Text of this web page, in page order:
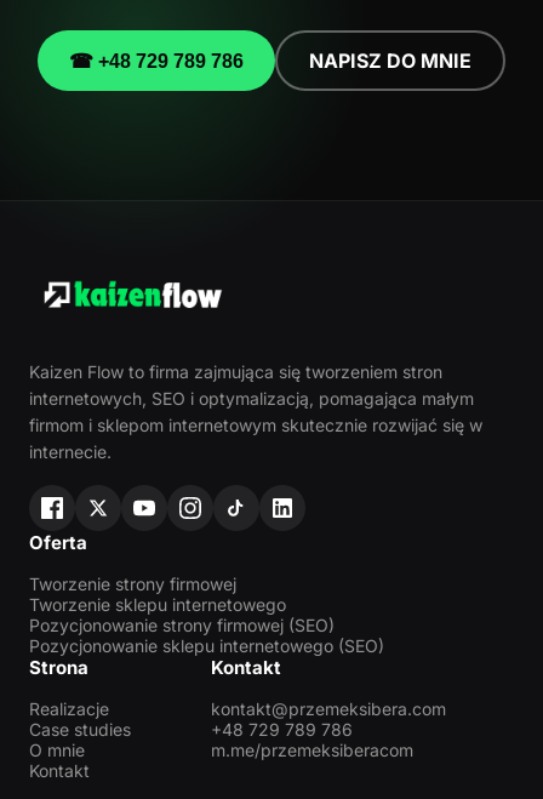
☎ +48 729 789 786 NAPISZ DO MNIE
Kaizen Flow to firma zajmująca się tworzeniem stron
internetowych, SEO i optymalizacją, pomagająca małym
firmom i sklepom internetowym skutecznie rozwijać się w
internecie.
Oferta
Tworzenie strony firmowej
Tworzenie sklepu internetowego
Pozycjonowanie strony firmowej (SEO)
Pozycjonowanie sklepu internetowego (SEO)
Strona
Realizacje
Case studies
O mnie
Kontakt
Kontakt
kontakt@przemeksibera.com
+48 729 789 786
m.me/przemeksiberacom